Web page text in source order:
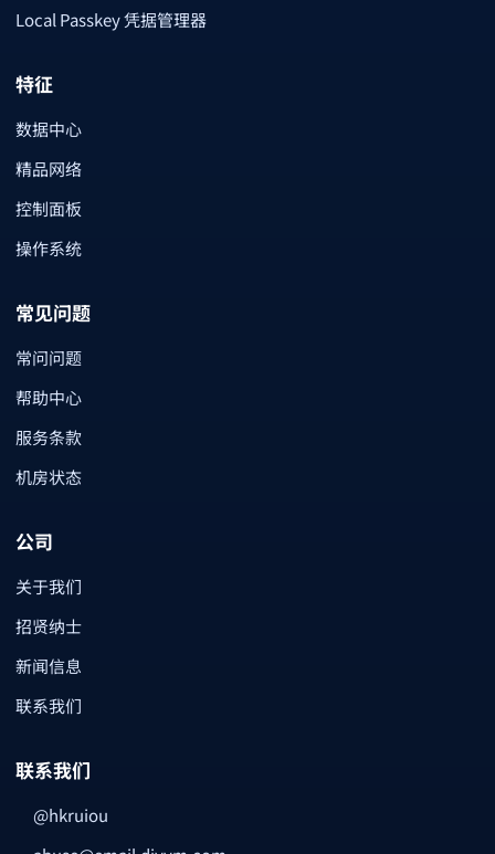
Local Passkey 凭据管理器
特征
数据中心
精品网络
控制面板
操作系统
常见问题
常问问题
帮助中心
服务条款
机房状态
公司
关于我们
招贤纳士
新闻信息
联系我们
联系我们
@hkruiou